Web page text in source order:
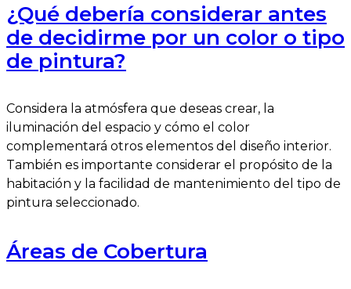
¿Qué debería considerar antes
de decidirme por un color o tipo
de pintura?
Considera la atmósfera que deseas crear, la
iluminación del espacio y cómo el color
complementará otros elementos del diseño interior.
También es importante considerar el propósito de la
habitación y la facilidad de mantenimiento del tipo de
pintura seleccionado.
Áreas de Cobertura